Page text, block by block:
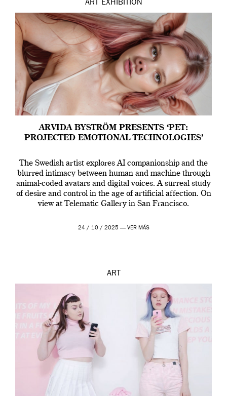
ART EXHIBITION
ARVIDA BYSTRÖM PRESENTS ‘PET:
PROJECTED EMOTIONAL TECHNOLOGIES’
The Swedish artist explores AI companionship and the
blurred intimacy between human and machine through
animal-coded avatars and digital voices. A surreal study
of desire and control in the age of artificial affection. On
view at Telematic Gallery in San Francisco.
24 / 10 / 2025 — VER MÁS
ART